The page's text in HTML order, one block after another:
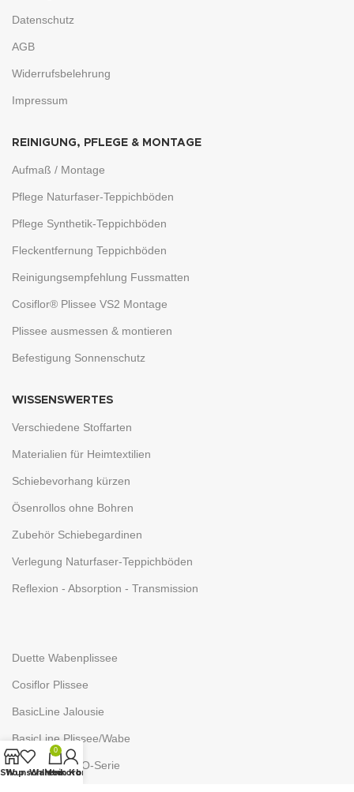
Datenschutz
AGB
Widerrufsbelehrung
Impressum
REINIGUNG, PFLEGE & MONTAGE
Aufmaß / Montage
Pflege Naturfaser-Teppichböden
Pflege Synthetik-Teppichböden
Fleckentfernung Teppichböden
Reinigungsempfehlung Fussmatten
Cosiflor® Plissee VS2 Montage
Plissee ausmessen & montieren
Befestigung Sonnenschutz
WISSENSWERTES
Verschiedene Stoffarten
Materialien für Heimtextilien
Schiebevorhang kürzen
Ösenrollos ohne Bohren
Zubehör Schiebegardinen
Verlegung Naturfaser-Teppichböden
Reflexion - Absorption - Transmission
Duette Wabenplissee
Cosiflor Plissee
BasicLine Jalousie
BasicLine Plissee/Wabe
NEUTEX - ECO-Serie
Shop
Wunschliste
0
Warenkorb
Mein Konto